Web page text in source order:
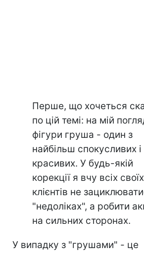
Перше, що хочеться
по цій темі: на мій
фігури груша - один з
найбільш спокусливих і
красивих. У будь-якій
корекції я вчу всіх своїх
клієнтів не
"недоліках", а робити
на сильних сторонах.
У випадку з "грушами" - це